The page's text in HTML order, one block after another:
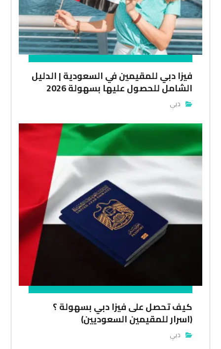
فيزا دبي للمقيمين في السعودية | الدليل
الشامل للحصول عليها بسهولة 2026
دبي
كيف تحصل على فيزا دبي بسهولة ؟
(اسرار للمقيمين السعوديين)
دبي